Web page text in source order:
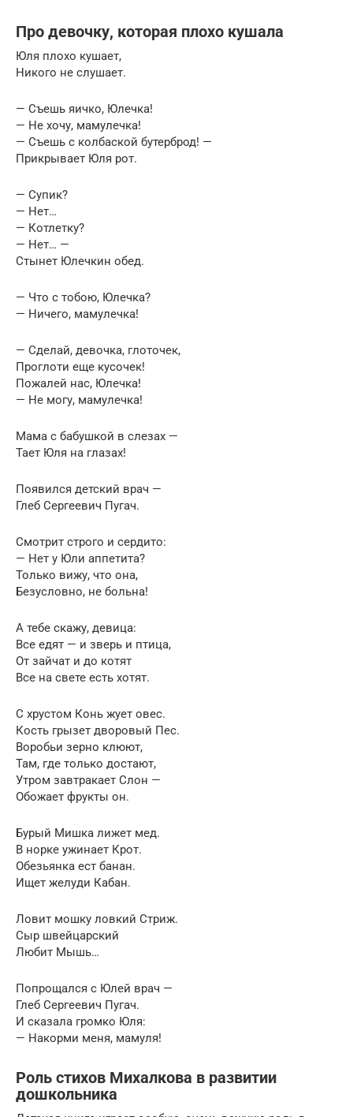
Про девочку, которая плохо кушала
Юля плохо кушает,
Никого не слушает.
— Съешь яичко, Юлечка!
— Не хочу, мамулечка!
— Съешь с колбаской бутерброд! —
Прикрывает Юля рот.
— Супик?
— Нет…
— Котлетку?
— Нет… —
Стынет Юлечкин обед.
— Что с тобою, Юлечка?
— Ничего, мамулечка!
— Сделай, девочка, глоточек,
Проглоти еще кусочек!
Пожалей нас, Юлечка!
— Не могу, мамулечка!
Мама с бабушкой в слезах —
Тает Юля на глазах!
Появился детский врач —
Глеб Сергеевич Пугач.
Смотрит строго и сердито:
— Нет у Юли аппетита?
Только вижу, что она,
Безусловно, не больна!
А тебе скажу, девица:
Все едят — и зверь и птица,
От зайчат и до котят
Все на свете есть хотят.
С хрустом Конь жует овес.
Кость грызет дворовый Пес.
Воробьи зерно клюют,
Там, где только достают,
Утром завтракает Слон —
Обожает фрукты он.
Бурый Мишка лижет мед.
В норке ужинает Крот.
Обезьянка ест банан.
Ищет желуди Кабан.
Ловит мошку ловкий Стриж.
Сыр швейцарский
Любит Мышь…
Попрощался с Юлей врач —
Глеб Сергеевич Пугач.
И сказала громко Юля:
— Накорми меня, мамуля!
Роль стихов Михалкова в развитии
дошкольника